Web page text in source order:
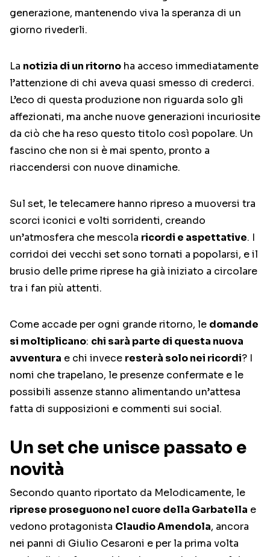
generazione, mantenendo viva la speranza di un
giorno rivederli.
La notizia di un ritorno ha acceso immediatamente
l’attenzione di chi aveva quasi smesso di crederci.
L’eco di questa produzione non riguarda solo gli
affezionati, ma anche nuove generazioni incuriosite
da ciò che ha reso questo titolo così popolare. Un
fascino che non si è mai spento, pronto a
riaccendersi con nuove dinamiche.
Sul set, le telecamere hanno ripreso a muoversi tra
scorci iconici e volti sorridenti, creando
un’atmosfera che mescola ricordi e aspettative. I
corridoi dei vecchi set sono tornati a popolarsi, e il
brusio delle prime riprese ha già iniziato a circolare
tra i fan più attenti.
Come accade per ogni grande ritorno, le domande
si moltiplicano: chi sarà parte di questa nuova
avventura e chi invece resterà solo nei ricordi? I
nomi che trapelano, le presenze confermate e le
possibili assenze stanno alimentando un’attesa
fatta di supposizioni e commenti sui social.
Un set che unisce passato e
novità
Secondo quanto riportato da Melodicamente, le
riprese proseguono nel cuore della Garbatella e
vedono protagonista Claudio Amendola, ancora
nei panni di Giulio Cesaroni e per la prima volta